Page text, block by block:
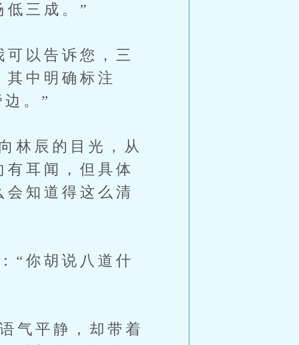
三成。”
以告诉您，三
中明确标注
。”
林辰的目光，从
耳闻，但具体
知道得这么清
“你胡说八道什
气平静，却带着